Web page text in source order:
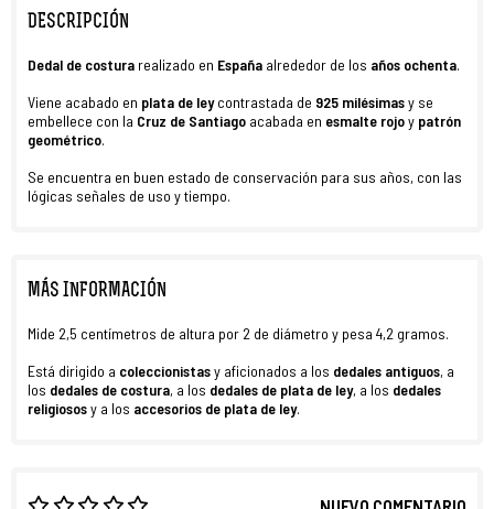
DESCRIPCIÓN
Dedal de costura realizado en España alrededor de los años ochenta.
Viene acabado en plata de leycontrastada de 925 milésimasy se
embellece con la Cruz de Santiago acabada en esmalte rojoy patrón
geométrico.
Se encuentra en buen estado de conservación para sus años, con las
lógicas señales de uso y tiempo.
MÁS INFORMACIÓN
Mide 2,5 centímetros de altura por 2 de diámetro y pesa 4,2 gramos.
Está dirigido a coleccionistasy aficionados a los dedales antiguos, a
los dedales de costura, a los dedales de plata de ley, a los dedales
religiososy a los accesorios de plata de ley.